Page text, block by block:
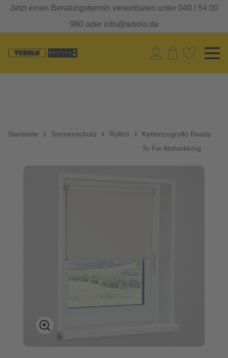
Jetzt einen Beratungstermin vereinbaren unter 040 / 54 00
980 oder info@tebolo.de
Startseite Sonnenschutz Rollos
Kettenzugrollo Ready
To Fix Abdunklung